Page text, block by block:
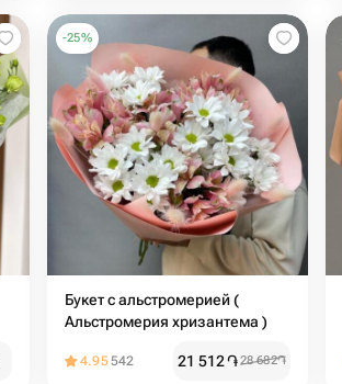
-25%
Букет с альстромерией (
Альстромерия хризантема )
4.95542 21 512֏28 682֏